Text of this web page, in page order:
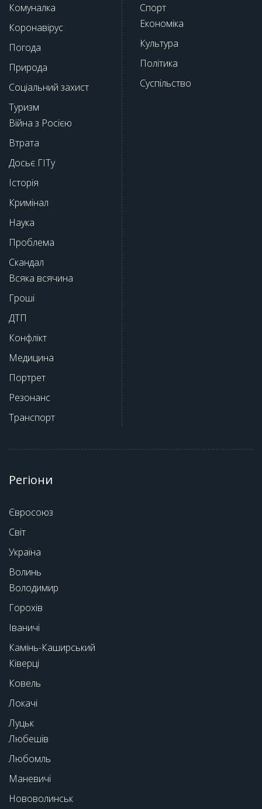
Комуналка
Коронавірус
Погода
Природа
Соціальний захист
Туризм
Війна з Росією
Втрата
Досьє ГІТу
Історія
Кримінал
Наука
Проблема
Скандал
Всяка всячина
Гроші
ДТП
Конфлікт
Медицина
Портрет
Резонанс
Транспорт
Спорт
Економіка
Культура
Політика
Суспільство
Регіони
Євросоюз
Світ
Україна
Волинь
Володимир
Горохів
Іваничі
Камінь-Каширський
Ківерці
Ковель
Локачі
Луцьк
Любешів
Любомль
Маневичі
Нововолинськ